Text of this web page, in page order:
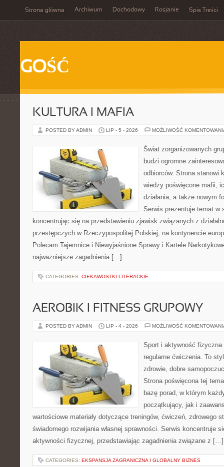
Strona główna Archiwum Dochodowy Rosjanie Spis Treści
GOŚĆ
KULTURA I MAFIA
POSTED BY ADMIN LIP - 5 - 2026 MOŻLIWOŚĆ
Świat zorganizowanych
budzi ogromne
odbiorców. Strona stanowi
wiedzy poświęcone mafii,
działania, a także nowym
Serwis prezentuje temat w
koncentrując się na przedstawieniu zjawisk związanych z
przestępczych w Rzeczypospolitej Polskiej, na kontynencie
Polecam Tajemnice i Niewyjaśnione Sprawy i Kartele
najważniejsze zagadnienia […]
CATEGORIES: CIEKAWOSTKI LITERACKIE
AEROBIK I FITNESS GRUPOWY
POSTED BY ADMIN LIP - 4 - 2026 MOŻLIWOŚĆ
Sport i aktywność
regularne ćwiczenia. To
zdrowie, dobre
Strona poświęcona tej
bazę porad, w którym
początkujący, jak i
wartościowe materiały dotyczące treningów, ćwiczeń, zdrowego
świadomego rozwijania własnej sprawności. Serwis koncentruje
aktywności fizycznej, przedstawiając zagadnienia związane z […]
CATEGORIES: EKSPANSJA ZAGRANICZNA I GLOBALNY BIZNES